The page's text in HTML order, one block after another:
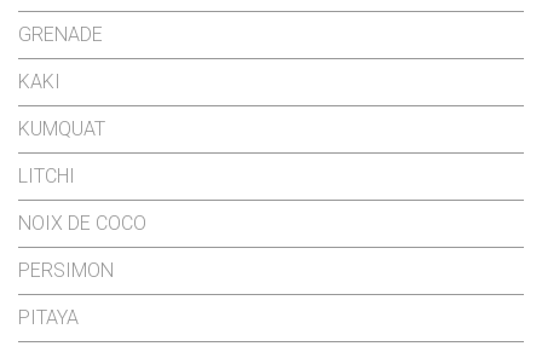
GRENADE
KAKI
KUMQUAT
LITCHI
NOIX DE COCO
PERSIMON
PITAYA